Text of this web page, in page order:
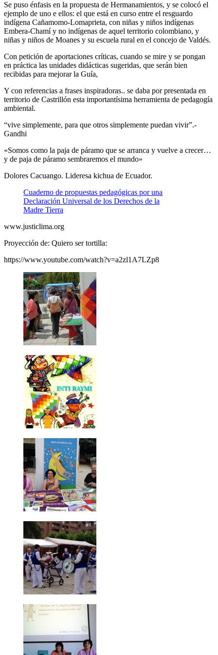
Se puso énfasis en la propuesta de Hermanamientos, y se colocó el
ejemplo de uno e ellos: el que está en curso entre el resguardo
indígena Cañamomo-Lomaprieta, con niñas y niños indígenas
Embera-Chamí y no indígenas de aquel territorio colombiano, y
niñas y niños de Moanes y su escuela rural en el concejo de Valdés.
Con petición de aportaciones críticas, cuando se mire y se pongan
en práctica las unidades didácticas sugeridas, que serán bien
recibidas para mejorar la Guía,
Y con referencias a frases inspiradoras.. se daba por presentada en
territorio de Castrillón esta importantísima herramienta de pedagogía
ambiental.
“vive simplemente, para que otros simplemente puedan vivir”.-
Gandhi
«Somos como la paja de páramo que se arranca y vuelve a crecer…
y de paja de páramo sembraremos el mundo»
Dolores Cacuango. Lideresa kichua de Ecuador.
Cuaderno de propuestas pedagógicas por una
Declaración Universal de los Derechos de la
Madre Tierra
www.justiclima.org
Proyección de: Quiero ser tortilla:
https://www.youtube.com/watch?v=a2zl1A7LZp8